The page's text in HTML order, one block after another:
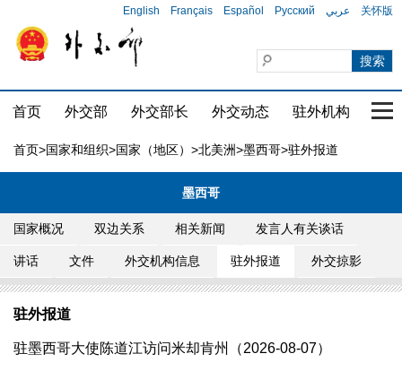
English Français Español Русский عربي 关怀版
首页 外交部 外交部长 外交动态 驻外机构 国
首页>国家和组织>国家（地区） >北美洲>墨西哥>驻外报道
墨西哥
国家概况 双边关系 相关新闻 发言人有关谈话
讲话 文件 外交机构信息 驻外报道 外交掠影
驻外报道
驻墨西哥大使陈道江访问米却肯州（2026-08-07）